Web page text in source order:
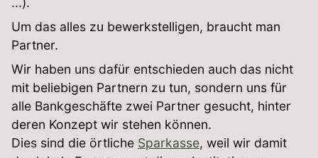
Um das alles zu bewerkstelligen, braucht man
Partner.
Wir haben uns dafür entschieden auch das nicht
mit beliebigen Partnern zu tun, sondern uns für
alle Bankgeschäfte zwei Partner gesucht, hinter
deren Konzept wir stehen können.
Dies sind die örtliche Sparkasse, weil wir damit